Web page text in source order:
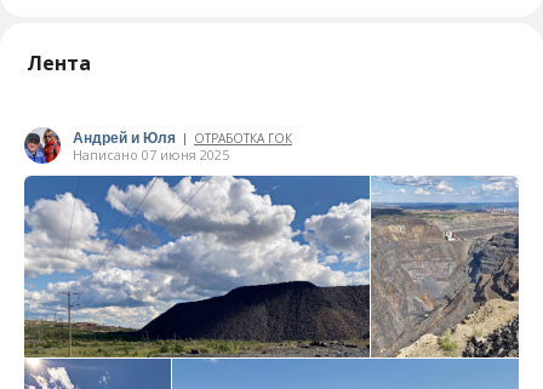
Лента
Андрей и Юля | ОТРАБОТКА ГОК
Написано 07 июня 2025